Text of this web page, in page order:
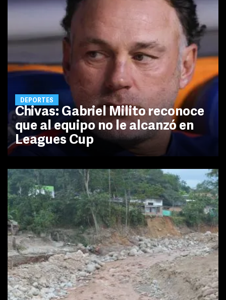
DEPORTES
Chivas: Gabriel Milito reconoce
que al equipo no le alcanzó en
Leagues Cup